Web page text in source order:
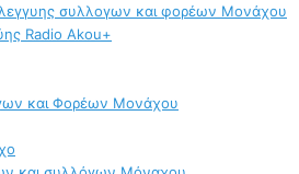
συλλογων και φορέων Μονάχου
Radio Akou+
και Φορέων Μονάχου